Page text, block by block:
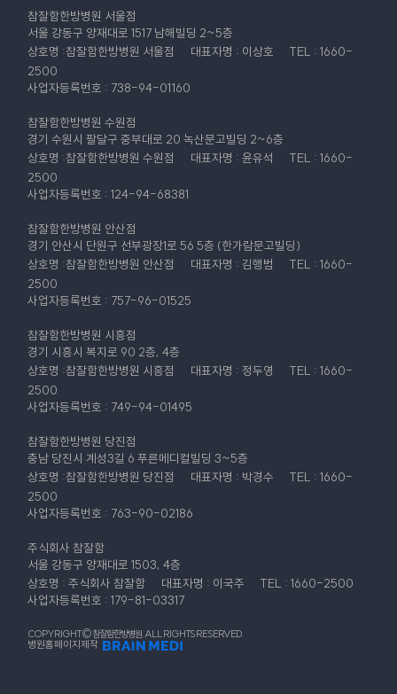
참잘함한방병원 서울점
서울 강동구 양재대로 1517 남해빌딩 2~5층
상호명 :참잘함한방병원 서울점
대표자명 : 이상호
TEL : 1660-
2500
사업자등록번호 : 738-94-01160
참잘함한방병원 수원점
경기 수원시 팔달구 중부대로 20 녹산문고빌딩 2~6층
상호명 :참잘함한방병원 수원점
대표자명 : 윤유석
TEL : 1660-
2500
사업자등록번호 : 124-94-68381
참잘함한방병원 안산점
경기 안산시 단원구 선부광장1로 56 5층 (한가람문고빌딩)
상호명 :참잘함한방병원 안산점
대표자명 : 김행범
TEL : 1660-
2500
사업자등록번호 : 757-96-01525
참잘함한방병원 시흥점
경기 시흥시 복지로 90 2층, 4층
상호명 :참잘함한방병원 시흥점
대표자명 : 정두영
TEL : 1660-
2500
사업자등록번호 : 749-94-01495
참잘함한방병원 당진점
충남 당진시 계성3길 6 푸른메디컬빌딩 3~5층
상호명 :참잘함한방병원 당진점
대표자명 : 박경수
TEL : 1660-
2500
사업자등록번호 : 763-90-02186
주식회사 참잘함
서울 강동구 양재대로 1503, 4층
상호명 : 주식회사 참잘함
대표자명 : 이국주
TEL : 1660-2500
사업자등록번호 : 179-81-03317
COPYRIGHT© 참잘함한방병원. ALL RIGHTS RESERVED.
병원홈페이지제작